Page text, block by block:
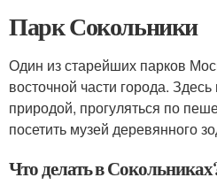
Парк Сокольники
Один из старейших парков
восточной части города.
природой, прогуляться по
посетить музей деревянного
Что делать в